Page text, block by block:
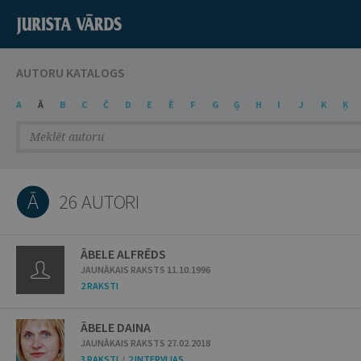
AUTORU KATALOGS
A Ā B C Č D E Ē F G Ģ H I J K Ķ
Ā 26 AUTORI
ĀBELE ALFRĒDS
JAUNĀKAIS RAKSTS 11.10.1996
2 RAKSTI
ĀBELE DAINA
JAUNĀKAIS RAKSTS 27.02.2018